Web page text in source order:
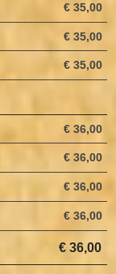
€ 35,00
€ 35,00
€ 35,00
€ 36,00
€ 36,00
€ 36,00
€ 36,00
€ 36,00